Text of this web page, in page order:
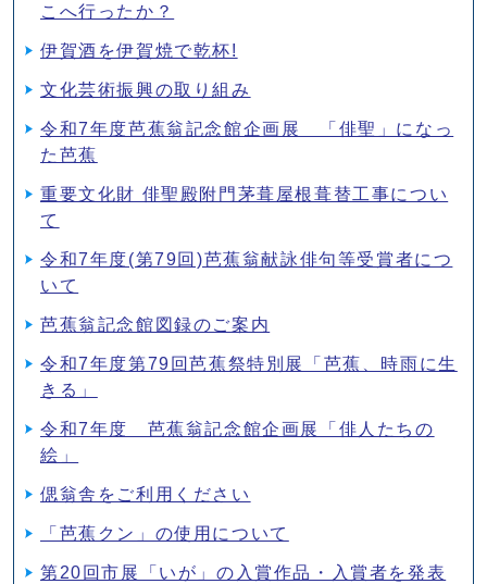
こへ行ったか？
伊賀酒を伊賀焼で乾杯!
文化芸術振興の取り組み
令和7年度芭蕉翁記念館企画展 「俳聖」になっ
た芭蕉
重要文化財 俳聖殿附門茅葺屋根葺替工事につい
て
令和7年度(第79回)芭蕉翁献詠俳句等受賞者につ
いて
芭蕉翁記念館図録のご案内
令和7年度第79回芭蕉祭特別展「芭蕉、時雨に生
きる」
令和7年度 芭蕉翁記念館企画展「俳人たちの
絵」
偲翁舎をご利用ください
「芭蕉クン」の使用について
第20回市展「いが」の入賞作品・入賞者を発表